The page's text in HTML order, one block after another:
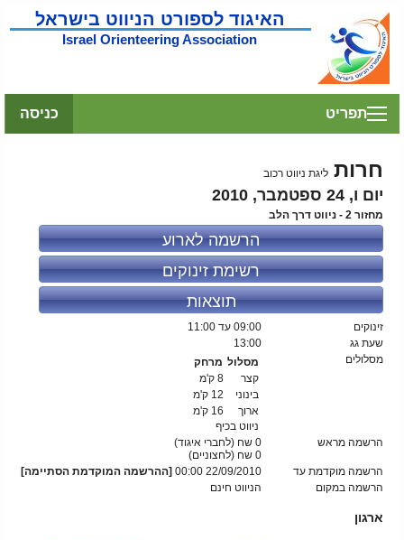
האיגוד לספורט הניווט בישראל
Israel Orienteering Association
כניסה תפריט
חרות ליגת ניווט רכוב
יום ו, 24 ספטמבר, 2010
מחזור 2 - ניווט דרך הלב
הרשמה לארוע
רשימת זינוקים
תוצאות
זינוקים 09:00 עד 11:00
שעת גג
13:00
מסלולים
מסלול מרחק
קצר
8 ק'מ
בינוני
12 ק'מ
ארוך
16 ק'מ
ניווט בכיף
הרשמה מראש
0 שח (לחברי איגוד)
0 שח (לחצוניים)
הרשמה מוקדמת עד
22/09/2010 00:00
[ההרשמה המוקדמת הסתיימה]
הרשמה במקום
הניווט חינם
ארגון